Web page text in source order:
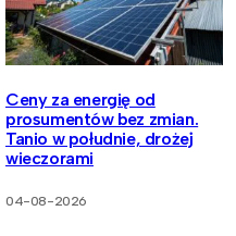
Ceny za energię od
prosumentów bez zmian.
Tanio w południe, drożej
wieczorami
04-08-2026